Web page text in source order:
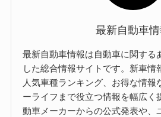
最新自動車
最新自動車情報は自動車に関する
した総合情報サイトです。新車情
人気車種ランキング、お得な情報
ーライフまで役立つ情報を幅広く
動車メーカーからの公式発表や、